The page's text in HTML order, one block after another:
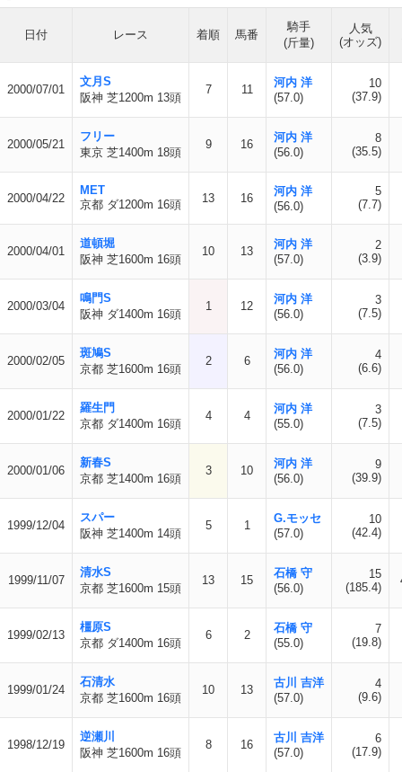
日付 レース 着順 馬番
騎手
(斤量)
人気
(オッズ)
2000/07/01
文月S
阪神 芝1200m 13頭
7 11
河内 洋
(57.0)
10
(37.9)
2000/05/21
フリー
東京 芝1400m 18頭
9 16
河内 洋
(56.0)
8
(35.5)
2000/04/22
MET
京都 ダ1200m 16頭
13 16
河内 洋
(56.0)
5
(7.7)
2000/04/01
道頓堀
阪神 芝1600m 16頭
10 13
河内 洋
(57.0)
2
(3.9)
2000/03/04
鳴門S
阪神 ダ1400m 16頭
1 12
河内 洋
(56.0)
3
(7.5)
2000/02/05
斑鳩S
京都 芝1600m 16頭
2 6
河内 洋
(56.0)
4
(6.6)
2000/01/22
羅生門
京都 ダ1400m 16頭
4 4
河内 洋
(55.0)
3
(7.5)
2000/01/06
新春S
京都 芝1400m 16頭
3 10
河内 洋
(56.0)
9
(39.9)
1999/12/04
スパー
阪神 芝1400m 14頭
5 1
G.モッセ
(57.0)
10
(42.4)
1999/11/07
清水S
京都 芝1600m 15頭
13 15
石橋 守
(56.0)
15
(185.4)
1999/02/13
橿原S
京都 ダ1400m 16頭
6 2
石橋 守
(55.0)
7
(19.8)
1999/01/24
石清水
京都 芝1600m 16頭
10 13
古川 吉洋
(57.0)
4
(9.6)
1998/12/19
逆瀬川
阪神 芝1600m 16頭
8 16
古川 吉洋
(57.0)
6
(17.9)